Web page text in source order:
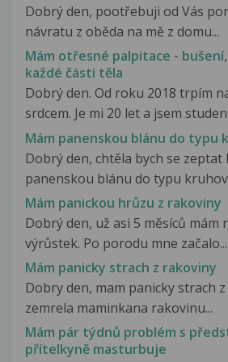
Dobrý den, pootřebuji od Vás
návratu z oběda na mě z domu...
Mám otřesné palpitace -
každé části těla
Dobrý den. Od roku 2018 trpím
srdcem. Je mi 20 let a jsem
Mám panenskou blánu do typu
Dobrý den, chtěla bych se zeptat
panenskou blánu do typu
Mám panickou hrůzu z rakoviny
Dobrý den, už asi 5 měsíců mám
výrůstek. Po porodu mne začalo...
Mám panicky strach z rakoviny
Dobry den, mam panicky strach
zemrela maminkana rakovinu...
Mám pár týdnů problém s
přítelkyně masturbuje